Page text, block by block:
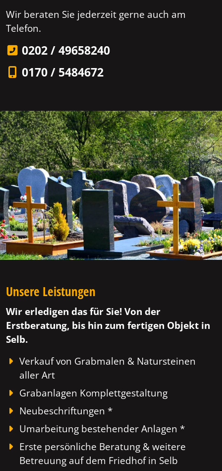
Wir beraten Sie jederzeit gerne auch am
Telefon.
0202 / 49658240
0170 / 5484672
Unsere Leistungen
Wir erledigen das für Sie! Von der
Erstberatung, bis hin zum fertigen Objekt in
Selb.
Verkauf von Grabmalen & Natursteinen
aller Art
Grabanlagen Komplettgestaltung
Neubeschriftungen *
Umarbeitung bestehender Anlagen *
Erste persönliche Beratung & weitere
Betreuung auf dem Friedhof in Selb